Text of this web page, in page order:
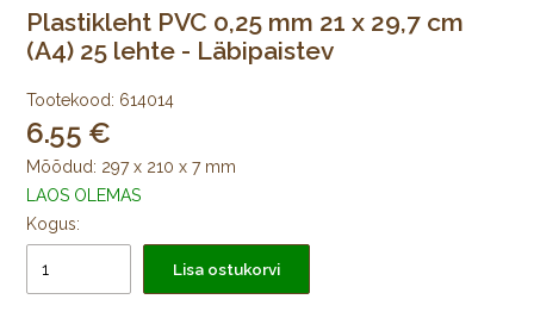
Plastikleht PVC 0,25 mm 21 x 29,7 cm
(A4) 25 lehte - Läbipaistev
Tootekood: 614014
6.55
Mõõdud: 297 x 210 x 7 mm
LAOS OLEMAS
Kogus:
Lisa ostukorvi